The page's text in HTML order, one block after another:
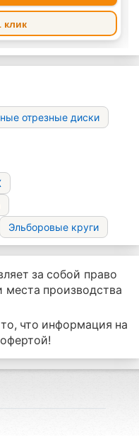
клик
отрезные диски
Эльборовые круги
за собой право
места производства
что информация на